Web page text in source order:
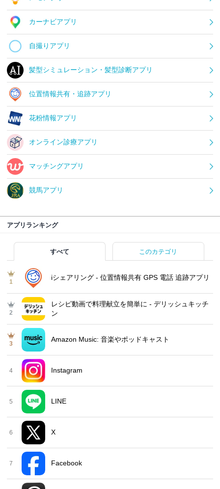
カーナビアプリ
自撮りアプリ
髪型シミュレーション・髪型診断アプリ
位置情報共有・追跡アプリ
花粉情報アプリ
オンライン診療アプリ
マッチングアプリ
競馬アプリ
アプリランキング
すべて このカテゴリ
1
iシェアリング - 位置情報共有 GPS 電話 追跡アプリ
2
レシピ動画で料理献立を簡単‪に - デリッシュキッチ
ン
3
Amazon Music: 音楽やポッドキャスト
4 Instagram
5 LINE
6 X
7 Facebook